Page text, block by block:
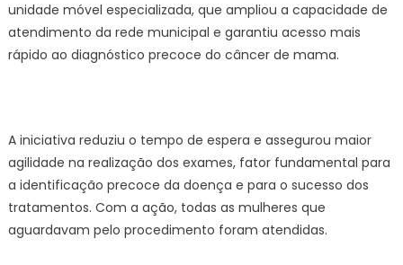
unidade móvel especializada, que ampliou a capacidade de
atendimento da rede municipal e garantiu acesso mais
rápido ao diagnóstico precoce do câncer de mama.
A iniciativa reduziu o tempo de espera e assegurou maior
agilidade na realização dos exames, fator fundamental para
a identificação precoce da doença e para o sucesso dos
tratamentos. Com a ação, todas as mulheres que
aguardavam pelo procedimento foram atendidas.